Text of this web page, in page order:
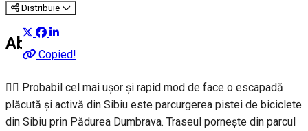
Distribuie
Copied!
About
🚵‍♀️ Probabil cel mai ușor și rapid mod de face o escapadă
plăcută și activă din Sibiu este parcurgerea pistei de biciclete
din Sibiu prin Pădurea Dumbrava. Traseul pornește din parcul